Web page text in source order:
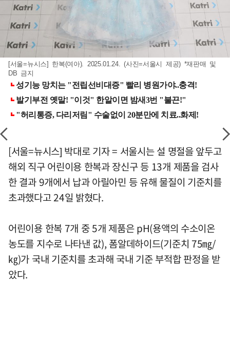
[서울=뉴시스] 한복(여아). 2025.01.24. (사진=서울시 제공) *재판매 및
DB 금지
[서울=뉴시스] 박대로 기자 = 서울시는 설 명절을 앞두고
해외 직구 어린이용 한복과 장신구 등 13개 제품을 검사
한 결과 9개에서 납과 아릴아민 등 유해 물질이 기준치를
초과했다고 24일 밝혔다.
어린이용 한복 7개 중 5개 제품은 pH(용액의 수소이온
농도를 지수로 나타낸 값), 폼알데하이드(기준치 75㎎/
㎏)가 국내 기준치를 초과해 국내 기준 부적합 판정을 받
았다.